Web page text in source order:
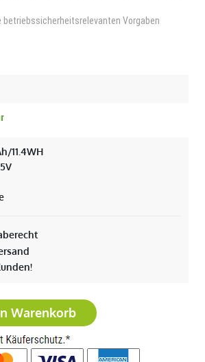
betriebssicherheitsrelevanten Vorgaben
11.4WH
Warenkorb